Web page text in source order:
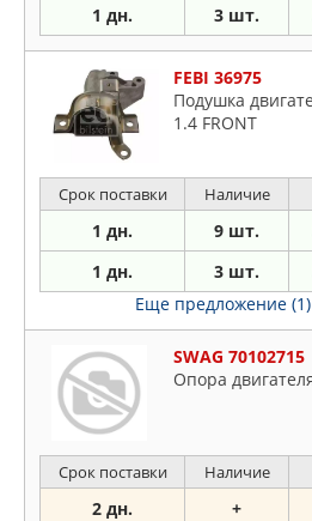
1 дн. 3 шт.
FEBI 36975
Подушка
1.4 FRONT
Срок поставки Наличие
1 дн. 9 шт.
1 дн. 3 шт.
Еще предложение (1)
SWAG 70102715
Опора
Срок поставки Наличие
2 дн. +